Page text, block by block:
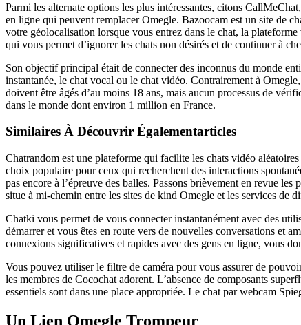
Parmi les alternate options les plus intéressantes, citons
en ligne qui peuvent remplacer Omegle. Bazoocam est un site de
votre géolocalisation lorsque vous entrez dans le chat, la
qui vous permet d’ignorer les chats non désirés et de continuer à
Son objectif principal était de connecter des inconnus du monde
instantanée, le chat vocal ou le chat vidéo. Contrairement à
doivent être âgés d’au moins 18 ans, mais aucun processus de
dans le monde dont environ 1 million en France.
Similaires À Découvrir Égalementarticles
Chatrandom est une plateforme qui facilite les chats vidéo
choix populaire pour ceux qui recherchent des interactions
pas encore à l’épreuve des balles. Passons brièvement en revue
situe à mi-chemin entre les sites de kind Omegle et les services de
Chatki vous permet de vous connecter instantanément avec des
démarrer et vous êtes en route vers de nouvelles conversations et
connexions significatives et rapides avec des gens en ligne, vous
Vous pouvez utiliser le filtre de caméra pour vous assurer de
les membres de Cocochat adorent. L’absence de composants
essentiels sont dans une place appropriée. Le chat par webcam
Un Lien Omegle Trompeur